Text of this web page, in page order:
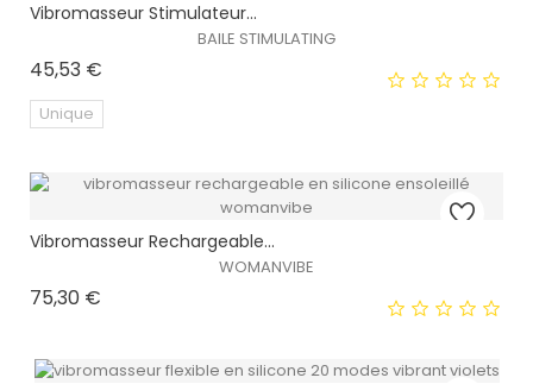
EXCLUSIVITÉ WEB !
Vibromasseur Stimulateur...
BAILE STIMULATING
45,53 €
Unique
Vibromasseur Rechargeable...
WOMANVIBE
75,30 €